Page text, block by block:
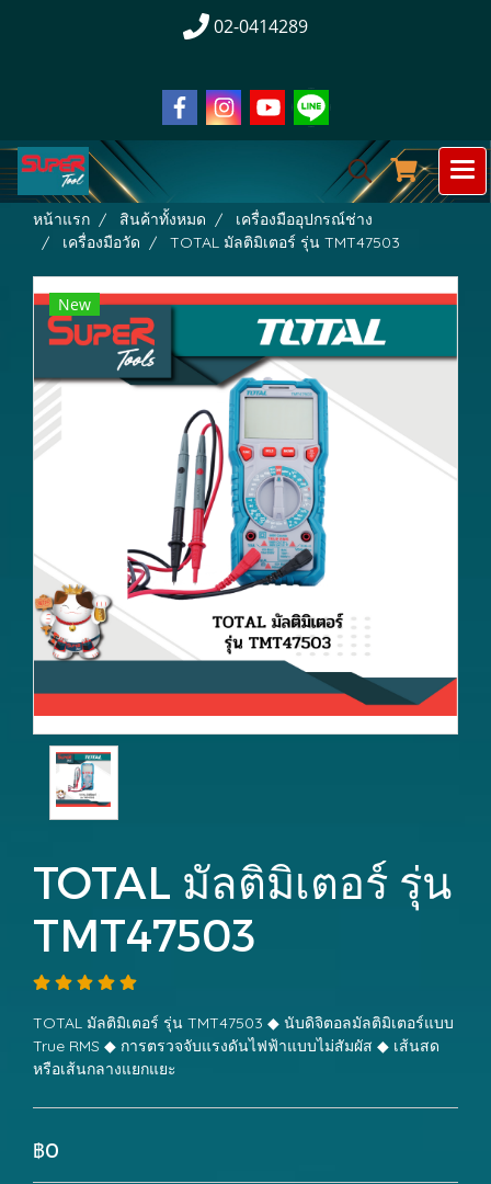
02-0414289
หน้าแรก สินค้าทั้งหมด
เครื่องมืออุปกรณ์ช่าง
เครื่องมือวัด
TOTAL มัลติมิเตอร์ รุ่น TMT47503
New
TOTAL มัลติมิเตอร์ รุ่น
TMT47503
TOTAL มัลติมิเตอร์ รุ่น TMT47503 ◆ นับดิจิตอลมัลติมิเตอร์แบบ
True RMS ◆ การตรวจจับแรงดันไฟฟ้าแบบไม่สัมผัส ◆ เส้นสด
หรือเส้นกลางแยกแยะ
฿0